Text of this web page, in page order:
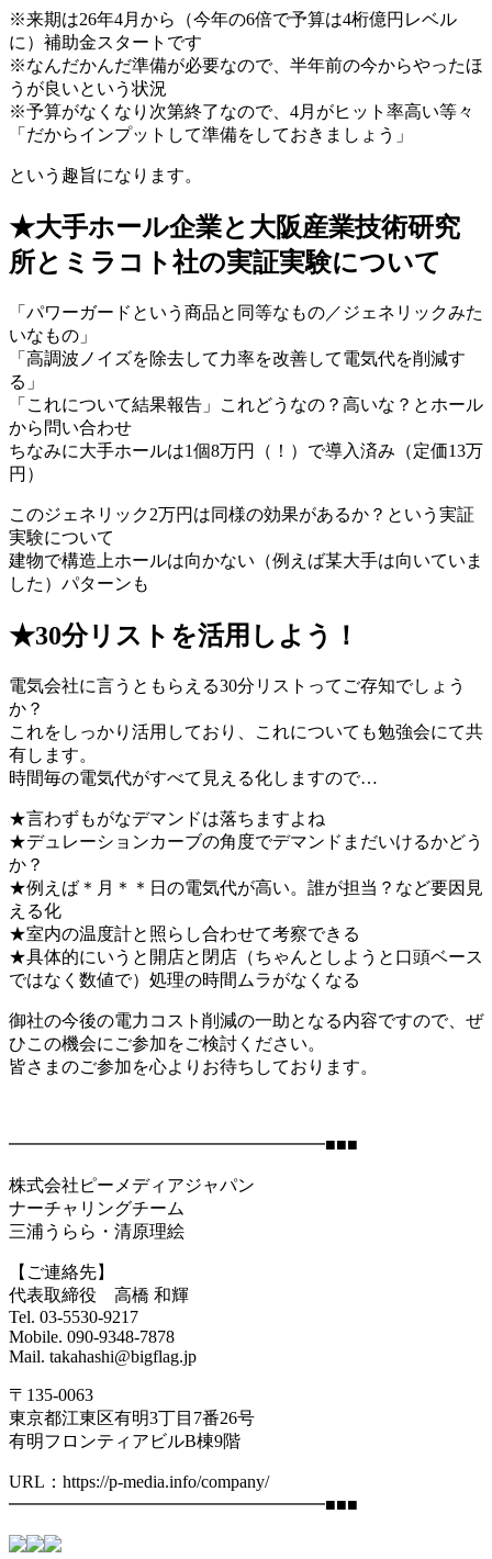
※来期は26年4月から（今年の6倍で予算は4桁億円レベル
に）補助金スタートです
※なんだかんだ準備が必要なので、半年前の今からやったほ
うが良いという状況
※予算がなくなり次第終了なので、4月がヒット率高い等々
「だからインプットして準備をしておきましょう」
という趣旨になります。
★大手ホール企業と大阪産業技術研究
所とミラコト社の実証実験について
「パワーガードという商品と同等なもの／ジェネリックみた
いなもの」
「高調波ノイズを除去して力率を改善して電気代を削減す
る」
「これについて結果報告」これどうなの？高いな？とホール
から問い合わせ
ちなみに大手ホールは1個8万円（！）で導入済み（定価13万
円）
このジェネリック2万円は同様の効果があるか？という実証
実験について
建物で構造上ホールは向かない（例えば某大手は向いていま
した）パターンも
★30分リストを活用しよう！
電気会社に言うともらえる30分リストってご存知でしょう
か？
これをしっかり活用しており、これについても勉強会にて共
有します。
時間毎の電気代がすべて見える化しますので…
★言わずもがなデマンドは落ちますよね
★デュレーションカーブの角度でデマンドまだいけるかどう
か？
★例えば＊月＊＊日の電気代が高い。誰が担当？など要因見
える化
★室内の温度計と照らし合わせて考察できる
★具体的にいうと開店と閉店（ちゃんとしようと口頭ベース
ではなく数値で）処理の時間ムラがなくなる
御社の今後の電力コスト削減の一助となる内容ですので、ぜ
ひこの機会にご参加をご検討ください。
皆さまのご参加を心よりお待ちしております。
━━━━━━━━━━━━━━━━━━■■■
株式会社ピーメディアジャパン
ナーチャリングチーム
三浦うらら・清原理絵
【ご連絡先】
代表取締役 高橋 和輝
Tel. 03-5530-9217
Mobile. 090-9348-7878
Mail. takahashi@bigflag.jp
〒135-0063
東京都江東区有明3丁目7番26号
有明フロンティアビルB棟9階
URL：https://p-media.info/company/
━━━━━━━━━━━━━━━━━━■■■